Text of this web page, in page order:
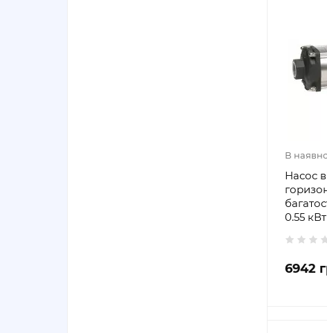
В
Насос
0.55
6942